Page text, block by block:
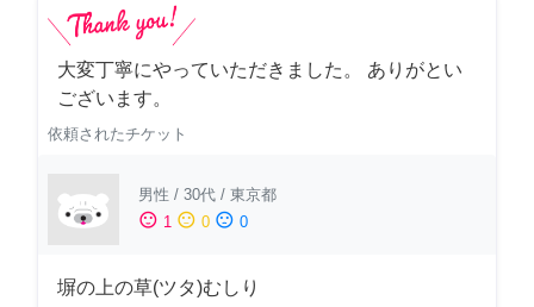
大変丁寧にやっていただきました。 ありがとい
ございます。
依頼されたチケット
男性 / 30代 / 東京都
sentiment_satisfied 1 sentiment_neutral 0 sentiment_dissatisfied 0
塀の上の草(ツタ)むしり